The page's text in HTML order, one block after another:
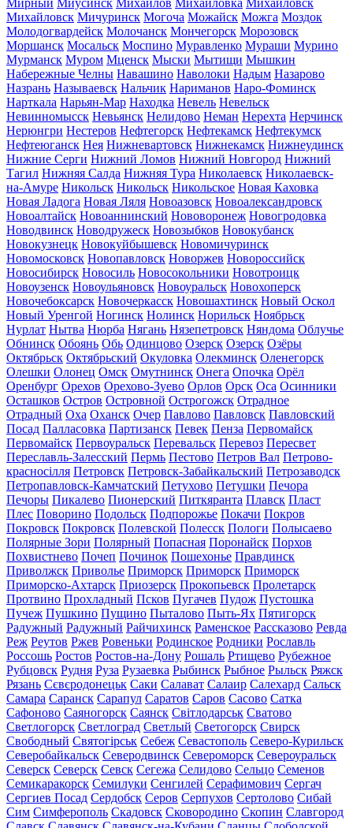
Мирный Миусинск Михайлов Михайловка Михайловск
Михайловск Мичуринск Могоча Можайск Можга Моздок
Молодогвардейск Молочанск Мончегорск Морозовск
Моршанск Мосальск Моспино Муравленко Мураши Мурино
Мурманск Муром Мценск Мыски Мытищи Мышкин
Набережные Челны Навашино Наволоки Надым Назарово
Назрань Называевск Нальчик Нариманов Наро-Фоминск
Нарткала Нарьян-Мар Находка Невель Невельск
Невинномысск Невьянск Нелидово Неман Нерехта Нерчинск
Нерюнгри Нестеров Нефтегорск Нефтекамск Нефтекумск
Нефтеюганск Нея Нижневартовск Нижнекамск Нижнеудинск
Нижние Серги Нижний Ломов Нижний Новгород Нижний
Тагил Нижняя Салда Нижняя Тура Николаевск Николаевск-
на-Амуре Никольск Никольск Никольское Новая Каховка
Новая Ладога Новая Ляля Новоазовск Новоалександровск
Новоалтайск Новоаннинский Нововоронеж Новогродовка
Новодвинск Новодружеск Новозыбков Новокубанск
Новокузнецк Новокуйбышевск Новомичуринск
Новомосковск Новопавловск Новоржев Новороссийск
Новосибирск Новосиль Новосокольники Новотроицк
Новоузенск Новоульяновск Новоуральск Новохоперск
Новочебоксарск Новочеркасск Новошахтинск Новый Оскол
Новый Уренгой Ногинск Нолинск Норильск Ноябрьск
Нурлат Нытва Нюрба Нягань Нязепетровск Няндома Облучье
Обнинск Обоянь Обь Одинцово Озерск Озерск Озёры
Октябрьск Октябрьский Окуловка Олекминск Оленегорск
Олешки Олонец Омск Омутнинск Онега Опочка Орёл
Оренбург Орехов Орехово-Зуево Орлов Орск Оса Осинники
Осташков Остров Островной Острогожск Отрадное
Отрадный Оха Оханск Очер Павлово Павловск Павловский
Посад Палласовка Партизанск Певек Пенза Первомайск
Первомайск Первоуральск Перевальск Перевоз Пересвет
Переславль-Залесский Пермь Пестово Петров Вал Петрово-
красносілля Петровск Петровск-Забайкальский Петрозаводск
Петропавловск-Камчатский Петухово Петушки Печора
Печоры Пикалево Пионерский Питкяранта Плавск Пласт
Плес Поворино Подольск Подпорожье Покачи Покров
Покровск Покровск Полевской Полесск Пологи Полысаево
Полярные Зори Полярный Попасная Поронайск Порхов
Похвистнево Почеп Починок Пошехонье Правдинск
Приволжск Приволье Приморск Приморск Приморск
Приморско-Ахтарск Приозерск Прокопьевск Пролетарск
Протвино Прохладный Псков Пугачев Пудож Пустошка
Пучеж Пушкино Пущино Пыталово Пыть-Ях Пятигорск
Радужный Радужный Райчихинск Раменское Рассказово Ревда
Реж Реутов Ржев Ровеньки Родинское Родники Рославль
Россошь Ростов Ростов-на-Дону Рошаль Ртищево Рубежное
Рубцовск Рудня Руза Рузаевка Рыбинск Рыбное Рыльск Ряжск
Рязань Сєвєродонецьк Саки Салават Салаир Салехард Сальск
Самара Саранск Сарапул Саратов Саров Сасово Сатка
Сафоново Саяногорск Саянск Світлодарськ Сватово
Светлогорск Светлоград Светлый Светогорск Свирск
Свободный Святогірськ Себеж Севастополь Северо-Курильск
Северобайкальск Северодвинск Североморск Североуральск
Северск Северск Севск Сегежа Селидово Сельцо Семенов
Семикаракорск Семилуки Сенгилей Серафимович Сергач
Сергиев Посад Сердобск Серов Серпухов Сертолово Сибай
Сим Симферополь Скадовск Сковородино Скопин Славгород